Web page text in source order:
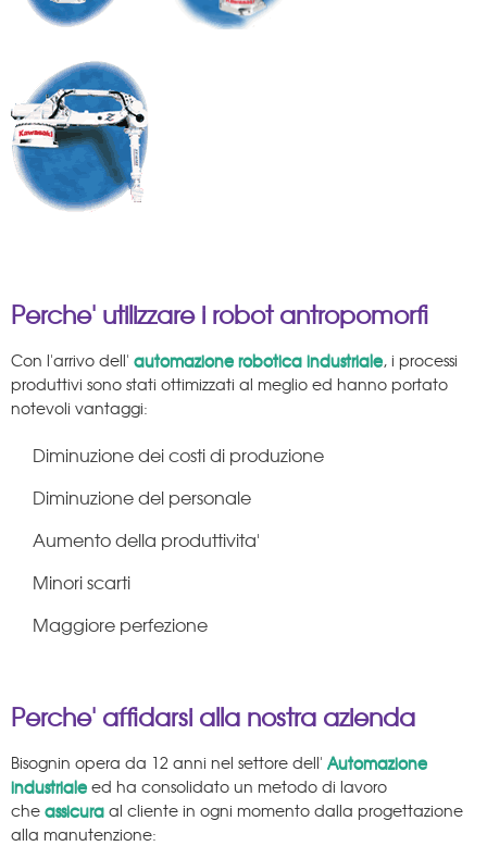
Perche' utilizzare i robot antropomorfi
Con l'arrivo dell' automazione robotica industriale, i processi
produttivi sono stati ottimizzati al meglio ed hanno portato
notevoli vantaggi:
Diminuzione dei costi di produzione
Diminuzione del personale
Aumento della produttivita'
Minori scarti
Maggiore perfezione
Perche' affidarsi alla nostra azienda
Bisognin opera da 12 anni nel settore dell' Automazione
industriale ed ha consolidato un metodo di lavoro
che assicura al cliente in ogni momento dalla progettazione
alla manutenzione: